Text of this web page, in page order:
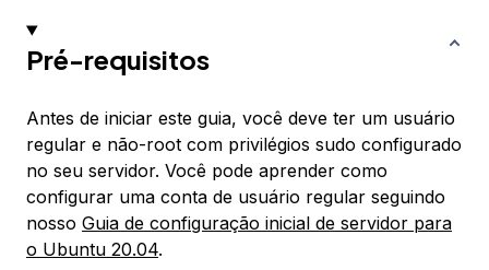
Pré-requisitos
Antes de iniciar este guia, você deve ter um usuário
regular e não-root com privilégios sudo configurado
no seu servidor. Você pode aprender como
configurar uma conta de usuário regular seguindo
nosso Guia de configuração inicial de servidor para
o Ubuntu 20.04.